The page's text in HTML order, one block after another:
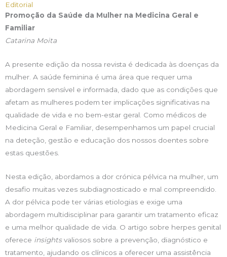
Editorial
Promoção da Saúde da Mulher na Medicina Geral e
Familiar
Catarina Moita
A presente edição da nossa revista é dedicada às doenças da
mulher. A saúde feminina é uma área que requer uma
abordagem sensível e informada, dado que as condições que
afetam as mulheres podem ter implicações significativas na
qualidade de vida e no bem-estar geral. Como médicos de
Medicina Geral e Familiar, desempenhamos um papel crucial
na deteção, gestão e educação dos nossos doentes sobre
estas questões.
Nesta edição, abordamos a dor crónica pélvica na mulher, um
desafio muitas vezes subdiagnosticado e mal compreendido.
A dor pélvica pode ter várias etiologias e exige uma
abordagem multidisciplinar para garantir um tratamento eficaz
e uma melhor qualidade de vida. O artigo sobre herpes genital
oferece insightsvaliosos sobre a prevenção, diagnóstico e
tratamento, ajudando os clínicos a oferecer uma assistência